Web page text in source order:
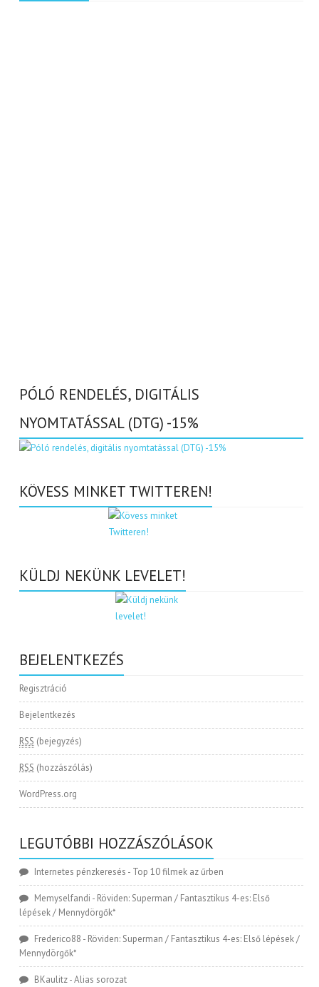
PÓLÓ RENDELÉS, DIGITÁLIS
NYOMTATÁSSAL (DTG) -15%
KÖVESS MINKET TWITTEREN!
KÜLDJ NEKÜNK LEVELET!
BEJELENTKEZÉS
Regisztráció
Bejelentkezés
RSS (bejegyzés)
RSS (hozzászólás)
WordPress.org
LEGUTÓBBI HOZZÁSZÓLÁSOK
Internetes pénzkeresés - Top 10 filmek az űrben
Memyselfandi - Röviden: Superman / Fantasztikus 4-es: Első
lépések / Mennydörgők*
Frederico88 - Röviden: Superman / Fantasztikus 4-es: Első lépések /
Mennydörgők*
BKaulitz-Alias sorozat